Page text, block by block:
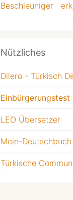
Beschleuniger
Nützliches
Dilero - Türkisch
Einbürgerungstest
LEO Übersetzer
Mein-Deutschbuch
Türkische